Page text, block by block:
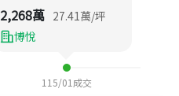
2,268萬 27.41萬/坪
博悅
115/01 成交